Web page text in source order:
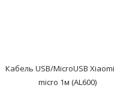
Кабель USB/MicroUSB
micro 1м (AL600)